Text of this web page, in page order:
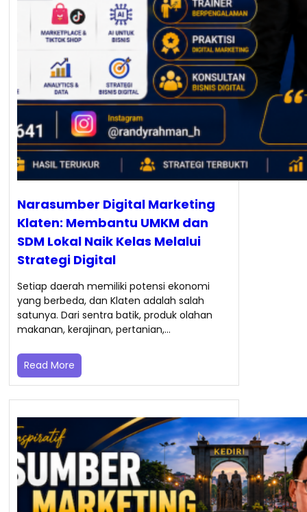
Narasumber Digital Marketing
Klaten: Membantu UMKM dan
SDM Lokal Naik Kelas Melalui
Strategi Digital
Setiap daerah memiliki potensi ekonomi
yang berbeda, dan Klaten adalah salah
satunya. Dari sentra batik, produk olahan
makanan, kerajinan, pertanian,…
Read More